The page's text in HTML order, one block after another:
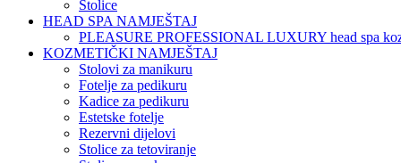
Stolice
HEAD SPA NAMJEŠTAJ
PLEASURE PROFESSIONAL LUXURY head spa
KOZMETIČKI NAMJEŠTAJ
Stolovi za manikuru
Fotelje za pedikuru
Kadice za pedikuru
Estetske fotelje
Rezervni dijelovi
Stolice za tetoviranje